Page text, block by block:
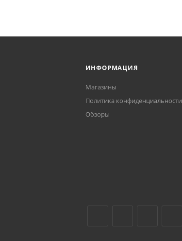
ИНФОРМАЦИЯ
Магазины
Политика конфиденциальности
Обзоры